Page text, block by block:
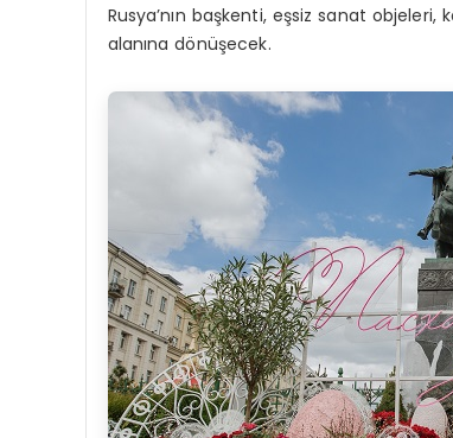
Rusya’nın başkenti, eşsiz sanat objeleri,
alanına dönüşecek.